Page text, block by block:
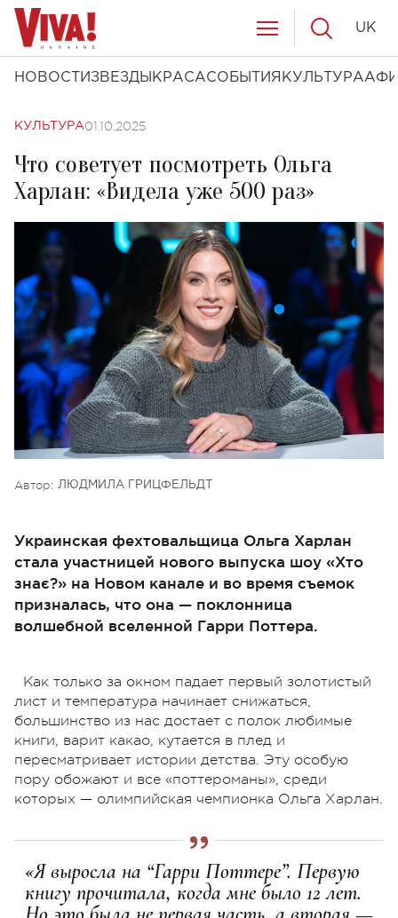
НОВОСТИ ЗВЕЗДЫ КРАСАСОБЫТИЯ КУЛЬТУРА
UK
КУЛЬТУРА01.10.2025
Что советует посмотреть Ольга
Харлан: «Видела уже 500 раз»
Автор: ЛЮДМИЛА ГРИЦФЕЛЬДТ
Украинская фехтовальщица Ольга Харлан
стала участницей нового выпуска шоу «Хто
знає?» на Новом канале и во время съемок
призналась, что она — поклонница
волшебной вселенной Гарри Поттера.
Как только за окном падает первый золотистый
лист и температура начинает снижаться,
большинство из нас достает с полок любимые
книги, варит какао, кутается в плед и
пересматривает истории детства. Эту особую
пору обожают и все «поттероманы», среди
которых — олимпийская чемпионка Ольга Харлан.
«Я выросла на “Гарри Поттере”. Первую
книгу прочитала, когда мне было 12 лет.